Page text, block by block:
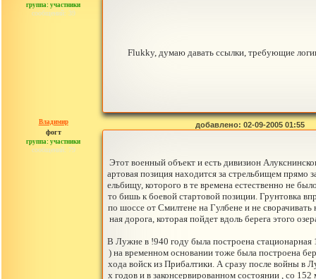
группа: участники
сообщений: 39
Flukky, думаю давать ссылки, требующие
Владимир
фогт
группа: участники
сообщений: 79
добавлено: 02-09-2005 01:55
Этот военный объект и есть дивизион
артовая позиция находится за стрельбищем
ельбищу, которого в те времена естественно не
то бишь к боевой стартовой позиции. Грунтовка
по шоссе от Смилтене на Гулбене и не сворачивать
ная дорога, которая пойдет вдоль берега этого
В Лужне в !940 году была построена
) на временном основании тоже была построена
хода войск из Прибалтики. А сразу после войны в
х годов и в законсервированном состоянии , со